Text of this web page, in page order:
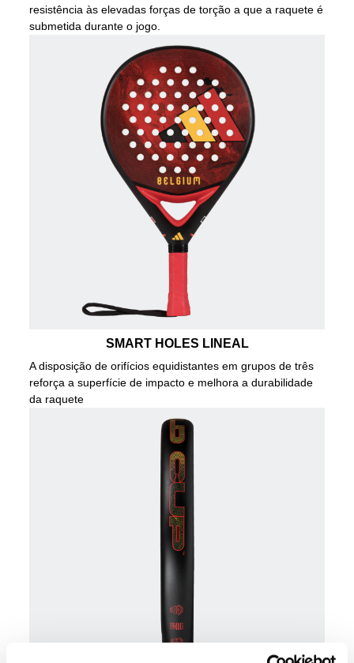
resistência às elevadas forças de torção a que a raquete é
submetida durante o jogo.
SMART HOLES LINEAL
A disposição de orifícios equidistantes em grupos de três
reforça a superfície de impacto e melhora a durabilidade
da raquete